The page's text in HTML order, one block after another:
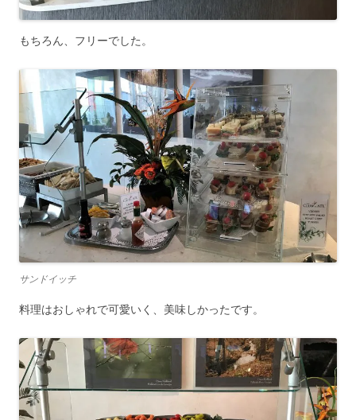
もちろん、 フリーでした。
サンドイッチ
料理はおしゃれで可愛いく、美味しかったです。